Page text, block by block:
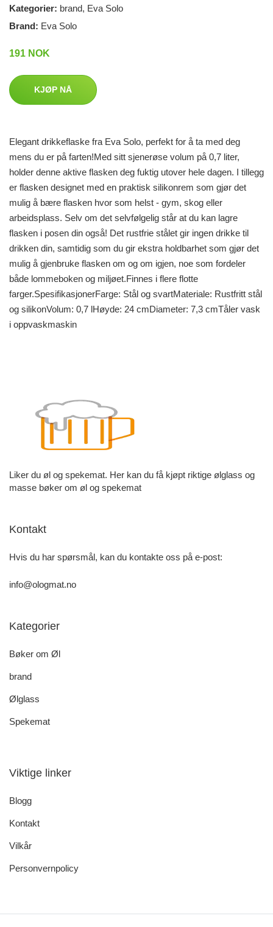
Kategorier: brand, Eva Solo
Brand: Eva Solo
191 NOK
KJØP NÅ
Elegant drikkeflaske fra Eva Solo, perfekt for å ta med deg
mens du er på farten!Med sitt sjenerøse volum på 0,7 liter,
holder denne aktive flasken deg fuktig utover hele dagen. I tillegg
er flasken designet med en praktisk silikonrem som gjør det
mulig å bære flasken hvor som helst - gym, skog eller
arbeidsplass. Selv om det selvfølgelig står at du kan lagre
flasken i posen din også! Det rustfrie stålet gir ingen drikke til
drikken din, samtidig som du gir ekstra holdbarhet som gjør det
mulig å gjenbruke flasken om og om igjen, noe som fordeler
både lommeboken og miljøet.Finnes i flere flotte
farger.SpesifikasjonerFarge: Stål og svartMateriale: Rustfritt stål
og silikonVolum: 0,7 lHøyde: 24 cmDiameter: 7,3 cmTåler vask
i oppvaskmaskin
Liker du øl og spekemat. Her kan du få kjøpt riktige ølglass og
masse bøker om øl og spekemat
Kontakt
Hvis du har spørsmål, kan du kontakte oss på e-post:
info@ologmat.no
Kategorier
Bøker om Øl
brand
Ølglass
Spekemat
Viktige linker
Blogg
Kontakt
Vilkår
Personvernpolicy